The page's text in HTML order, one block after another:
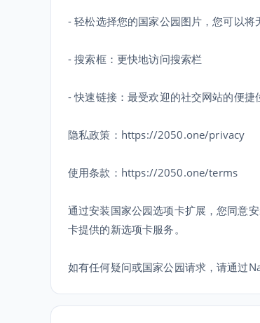
- 轻松选择您的国家公园图片，您可以将
- 搜索框：更快地访问搜索栏
- 快速链接：最受欢迎的社交网站的便捷
隐私政策：https://2050.one/privacy
使用条款：https://2050.one/terms
通过安装国家公园选项卡扩展，您同意
卡提供的新选项卡服务。
如有任何疑问或国家公园请求，请通过